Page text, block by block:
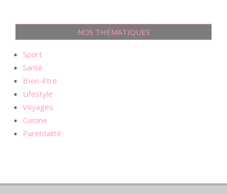
NOS THÉMATIQUES
Sport
Santé
BIen-être
Lifestyle
Voyages
Cuisine
Parentalité